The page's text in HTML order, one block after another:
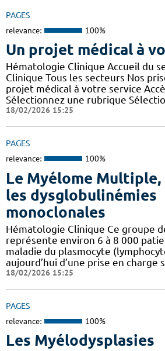
PAGES
relevance: 100%
Un projet médical à
Hématologie Clinique Accueil du
Clinique Tous les secteurs Nos
projet médical à votre service
Sélectionnez une rubrique
18/02/2026 15:25
PAGES
relevance: 100%
Le Myélome Multiple,
les dysglobulinémies
monoclonales
Hématologie Clinique Ce groupe
représente environ 6 à 8 000
maladie du plasmocyte
aujourd’hui d’une prise en charge
18/02/2026 15:25
PAGES
relevance: 100%
Les Myélodysplasies